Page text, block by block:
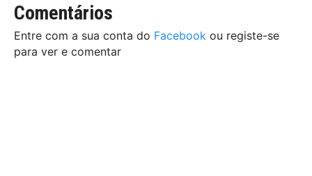
Comentários
Entre com a sua conta do Facebook ou registe-se
para ver e comentar